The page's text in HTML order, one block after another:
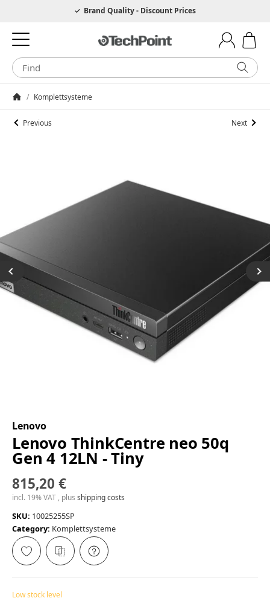
Hotline 0049 6205 3079975Brand Quality - Discount Prices
/ Komplettsysteme
Previous Next
Lenovo
Lenovo ThinkCentre neo 50q
Gen 4 12LN - Tiny
815,20 €
incl. 19% VAT , plus shipping costs
SKU: 10025255SP
Category: Komplettsysteme
Low stock level